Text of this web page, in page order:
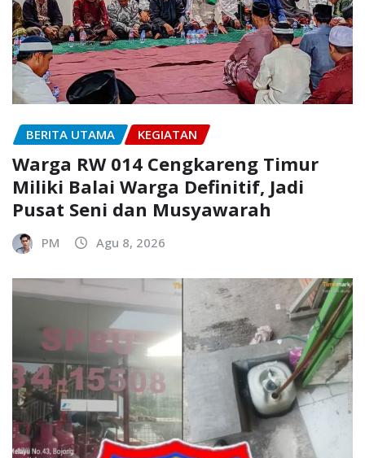
BERITA UTAMA KEGIATAN
Warga RW 014 Cengkareng Timur
Miliki Balai Warga Definitif, Jadi
Pusat Seni dan Musyawarah
PM Agu 8, 2026